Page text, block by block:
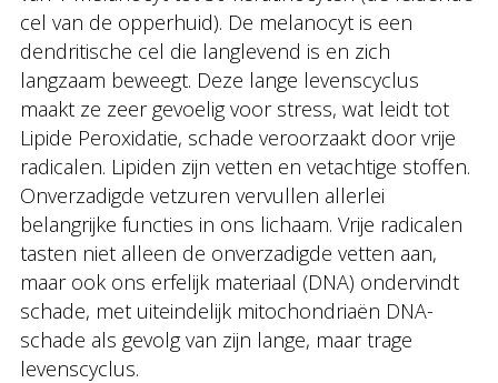
cel van de opperhuid). De melanocyt is een
dendritische cel die langlevend is en zich
langzaam beweegt. Deze lange levenscyclus
maakt ze zeer gevoelig voor stress, wat leidt tot
Lipide Peroxidatie, schade veroorzaakt door vrije
radicalen. Lipiden zijn vetten en vetachtige stoffen.
Onverzadigde vetzuren vervullen allerlei
belangrijke functies in ons lichaam. Vrije radicalen
tasten niet alleen de onverzadigde vetten aan,
maar ook ons erfelijk materiaal (DNA) ondervindt
schade, met uiteindelijk mitochondriaën DNA-
schade als gevolg van zijn lange, maar trage
levenscyclus.